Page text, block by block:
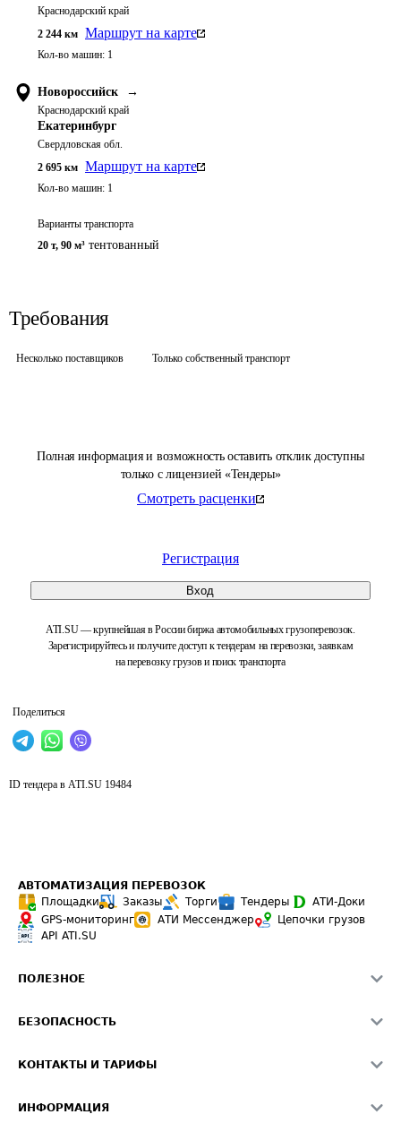
Полная информация и возможность оставить отклик доступны
только с лицензией «Тендеры»
Смотреть расценки
Регистрация
Вход
ATI.SU — крупнейшая в России биржа автомобильных грузоперевозок.
Зарегистрируйтесь и получите доступ к тендерам на перевозки, заявкам
на перевозку грузов и поиск транспорта
Поделиться
Краснодарский край
2 244 км Маршрут на карте
Кол-во машин: 1
Новороссийск →
Краснодарский край
Екатеринбург
Свердловская обл.
2 695 км Маршрут на карте
Кол-во машин: 1
Варианты транспорта
20 т, 90 м³ тентованный
Требования
Несколько поставщиков Только собственный транспорт
ID тендера в ATI.SU 19484
АВТОМАТИЗАЦИЯ ПЕРЕВОЗОК
Площадки
Заказы Торги Тендеры
АТИ-Доки
GPS-мониторинг
АТИ Мессенджер
Цепочки грузов
API ATI.SU
ПОЛЕЗНОЕ
Звезды ATI.SU на вашем сайте
Средние ставки
БЕЗОПАСНОСТЬ
Светофор+
КОНТАКТЫ И ТАРИФЫ
ИНФОРМАЦИЯ